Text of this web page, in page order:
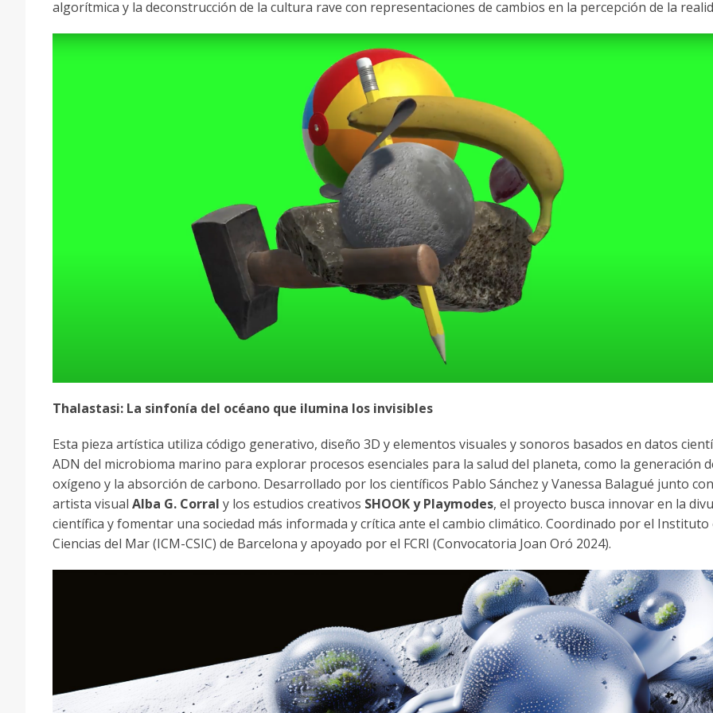
algorítmica y la deconstrucción de la cultura rave con representaciones de cambios en la percepción de la
Thalastasi: La sinfonía del océano que ilumina los invisibles
Esta pieza artística utiliza código generativo, diseño 3D y elementos visuales y sonoros basados en datos
ADN del microbioma marino para explorar procesos esenciales para la salud del planeta, como la generación
oxígeno y la absorción de carbono. Desarrollado por los científicos Pablo Sánchez y Vanessa Balagué junto
artista visual Alba G. Corral y los estudios creativos SHOOK y Playmodes, el proyecto busca innovar en la
científica y fomentar una sociedad más informada y crítica ante el cambio climático. Coordinado por el Instituto
Ciencias del Mar (ICM-CSIC) de Barcelona y apoyado por el FCRI (Convocatoria Joan Oró 2024).